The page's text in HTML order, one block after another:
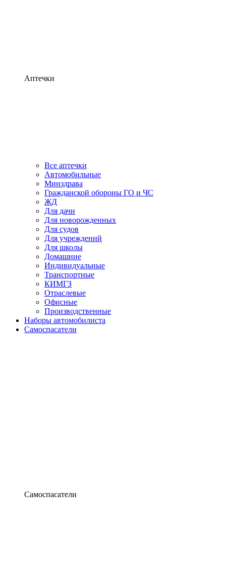
Аптечки
Все аптечки
Автомобильные
Минздрава
Гражданской обороны ГО и ЧС
ЖД
Для дачи
Для новорожденных
Для судов
Для учреждений
Для школы
Домашние
Индивидуальные
Транспортные
КИМГЗ
Отраслевые
Офисные
Производственные
Наборы автомобилиста
Самоспасатели
Самоспасатели